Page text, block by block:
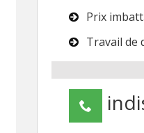
Prix
Travail de